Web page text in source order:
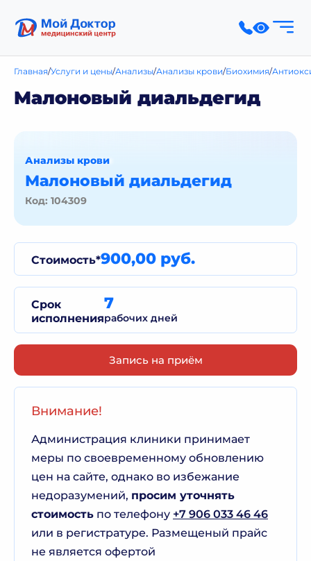
Главная Услуги и цены Анализы Анализы крови Биохимия
Малоновый диальдегид
Малоновый диальдегид
Код: 104309
Анализы крови
Стоимость*900,00 руб.
Срок
исполнения
7
рабочих дней
Запись на приём
Внимание!
Администрация клиники принимает
меры по своевременному обновлению
цен на сайте, однако во избежание
недоразумений, просим уточнять
стоимость по телефону +7 906 033 46 46
или в регистратуре. Размещеный прайс
не является офертой